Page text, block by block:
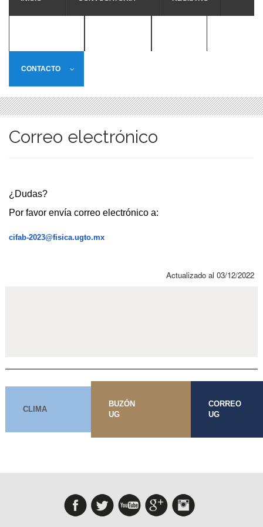
CONTACTO
Correo electrónico
¿Dudas?
Por favor envía correo electrónico a:
cifab-2023@fisica.ugto.mx
Actualizado al 03/12/2022
CLIMA
BUZÓN
UG
CORREO
UG